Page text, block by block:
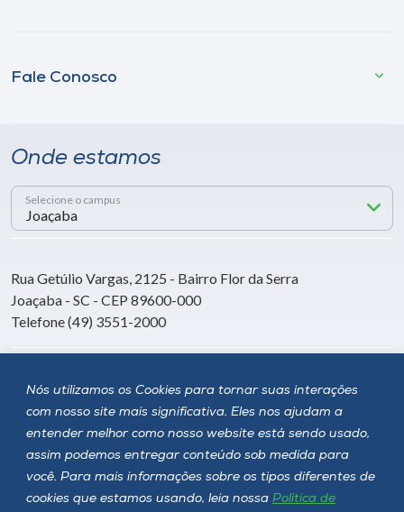
Nós utilizamos os Cookies para tornar suas interações
com nosso site mais significativa. Eles nos ajudam a
entender melhor como nosso website está sendo usado,
assim podemos entregar conteúdo sob medida para
você. Para mais informações sobre os tipos diferentes de
cookies que estamos usando, leia nossa Política de
Fale Conosco
Onde estamos
Selecione o campus
Rua Getúlio Vargas, 2125 - Bairro Flor da Serra
Joaçaba - SC - CEP 89600-000
Telefone (49) 3551-2000
Siga a Unoesc